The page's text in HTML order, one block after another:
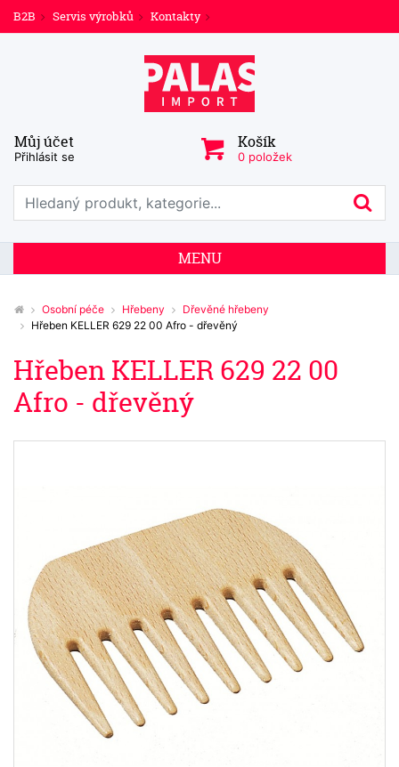
B2B Servis výrobků Kontakty
Můj účet
Přihlásit se
Košík
0 položek
Prohledat web
MENU
Osobní péče Hřebeny
Dřevěné hřebeny
Hřeben KELLER 629 22 00 Afro - dřevěný
Hřeben KELLER 629 22 00
Afro - dřevěný